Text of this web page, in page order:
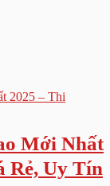
Mới Nhất
Rẻ, Uy Tín